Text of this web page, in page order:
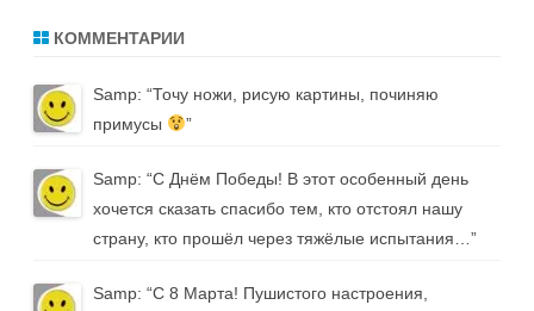
КОММЕНТАРИИ
Samp: “Точу ножи, рисую картины, починяю
примусы
”
Samp: “С Днём Победы! В этот особенный день
хочется сказать спасибо тем, кто отстоял нашу
страну, кто прошёл через тяжёлые испытания… ”
Samp: “С 8 Марта! Пушистого настроения,